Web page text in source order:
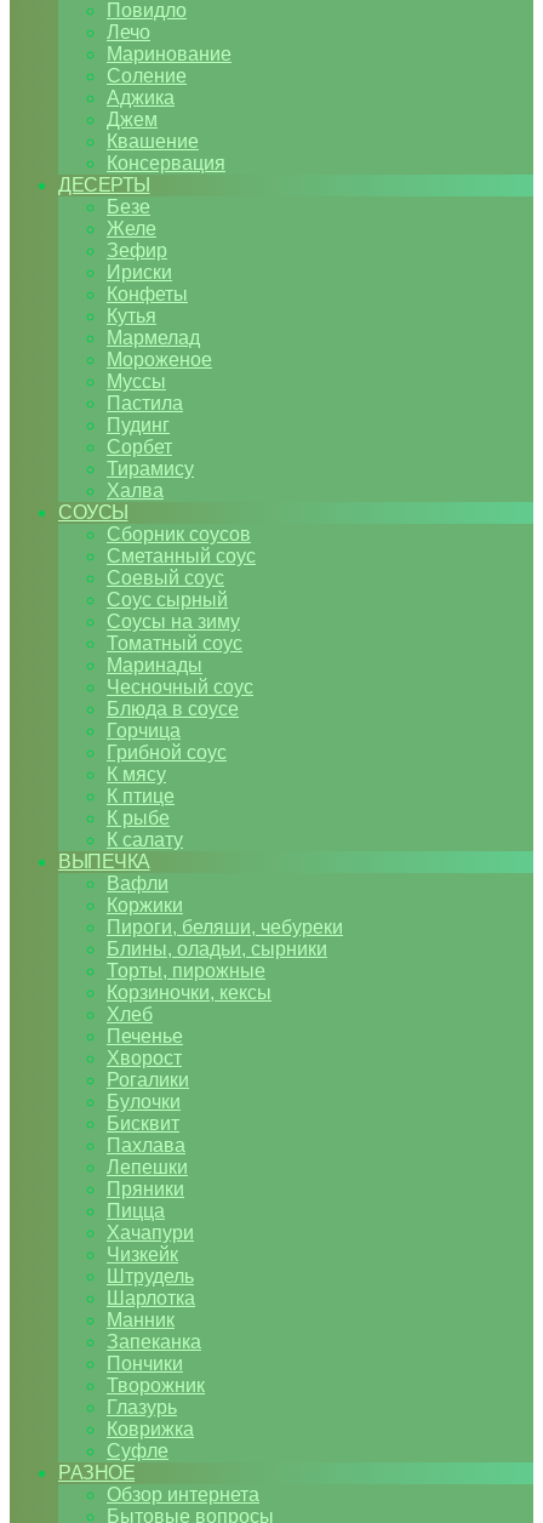
Повидло
Лечо
Маринование
Соление
Аджика
Джем
Квашение
Консервация
ДЕСЕРТЫ
Безе
Желе
Зефир
Ириски
Конфеты
Кутья
Мармелад
Мороженое
Муссы
Пастила
Пудинг
Сорбет
Тирамису
Халва
СОУСЫ
Сборник соусов
Сметанный соус
Соевый соус
Соус сырный
Соусы на зиму
Томатный соус
Маринады
Чесночный соус
Блюда в соусе
Горчица
Грибной соус
К мясу
К птице
К рыбе
К салату
ВЫПЕЧКА
Вафли
Коржики
Пироги, беляши, чебуреки
Блины, оладьи, сырники
Торты, пирожные
Корзиночки, кексы
Хлеб
Печенье
Хворост
Рогалики
Булочки
Бисквит
Пахлава
Лепешки
Пряники
Пицца
Хачапури
Чизкейк
Штрудель
Шарлотка
Манник
Запеканка
Пончики
Творожник
Глазурь
Коврижка
Суфле
РАЗНОЕ
Обзор интернета
Бытовые вопросы